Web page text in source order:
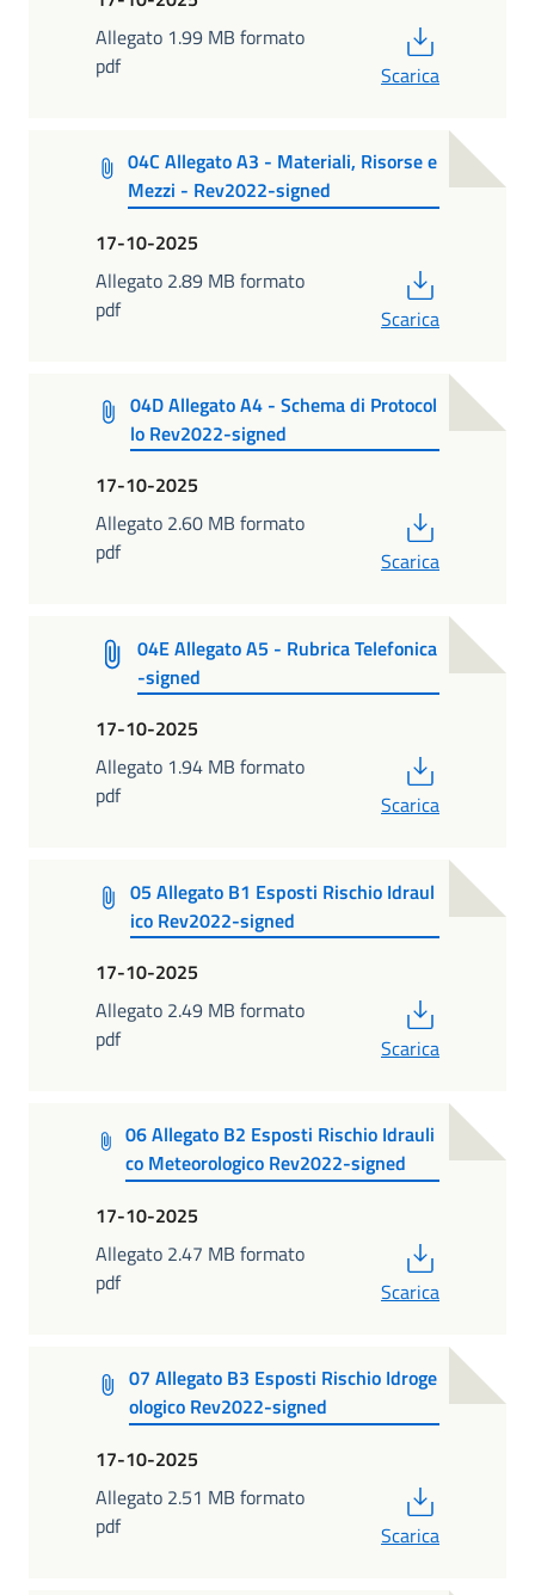
Allegato 1.99 MB formato
pdf
Scarica
04C Allegato A3 - Materiali, Risorse e
Mezzi - Rev2022-signed
17-10-2025
Allegato 2.89 MB formato
pdf
Scarica
04D Allegato A4 - Schema di Protocol
lo Rev2022-signed
17-10-2025
Allegato 2.60 MB formato
pdf
Scarica
04E Allegato A5 - Rubrica Telefonica
-signed
17-10-2025
Allegato 1.94 MB formato
pdf
Scarica
05 Allegato B1 Esposti Rischio Idraul
ico Rev2022-signed
17-10-2025
Allegato 2.49 MB formato
pdf
Scarica
06 Allegato B2 Esposti Rischio Idrauli
co Meteorologico Rev2022-signed
17-10-2025
Allegato 2.47 MB formato
pdf
Scarica
07 Allegato B3 Esposti Rischio Idroge
ologico Rev2022-signed
17-10-2025
Allegato 2.51 MB formato
pdf
Scarica